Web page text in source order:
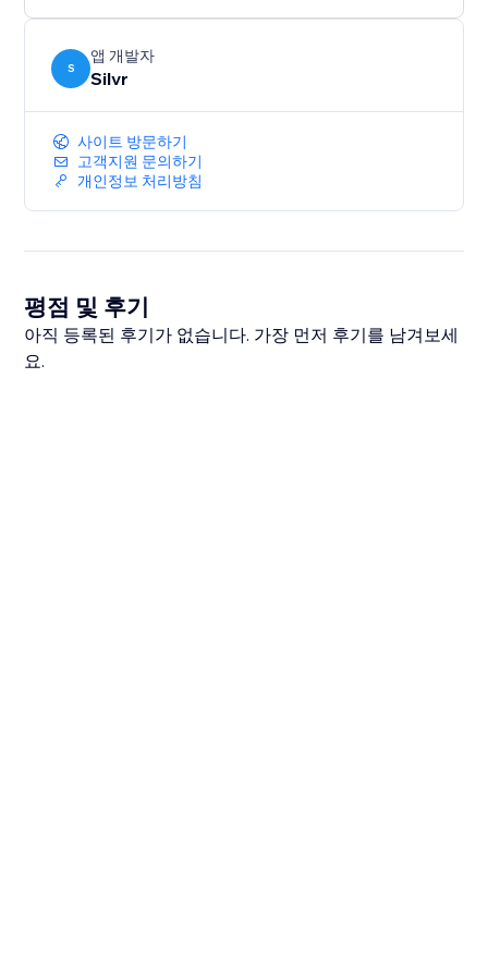
S
앱 개발자
Silvr
사이트 방문하기
고객지원 문의하기
개인정보 처리방침
평점 및 후기
아직 등록된 후기가 없습니다. 가장 먼저 후기를 남겨보세
요.